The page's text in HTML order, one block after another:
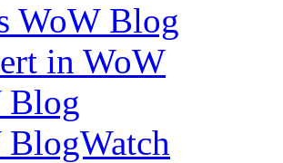
WoW Blog
in WoW
Blog